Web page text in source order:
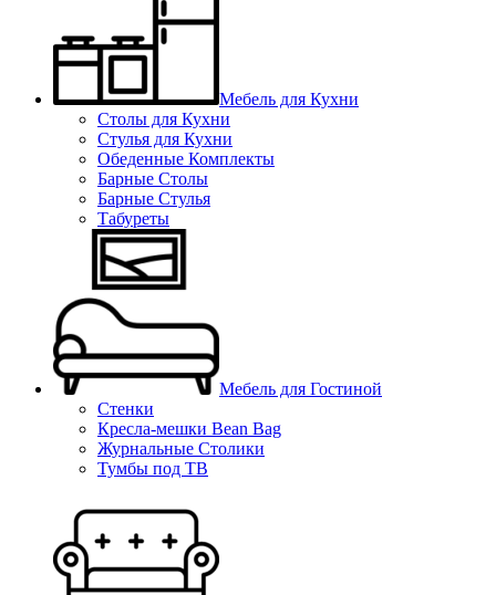
Мебель для Кухни
Столы для Кухни
Стулья для Кухни
Обеденные Комплекты
Барные Столы
Барные Стулья
Табуреты
Мебель для Гостиной
Стенки
Кресла-мешки Bean Bag
Журнальные Столики
Тумбы под ТВ